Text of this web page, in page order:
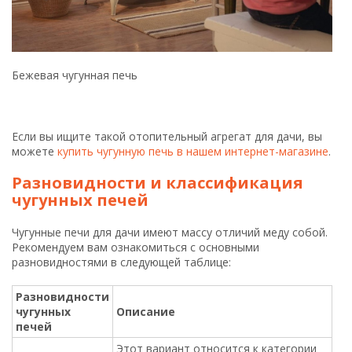
Разновидности
чугунных
печей
Описание
Буржуйки
Этот вариант относится к категории
Кроме того, их основным
преимуществам относятся небольшие
размеры, поэтому они подходят для
установки в помещениях с небольшой
площадью. Кроме того, буржуйки
славятся тем, что они быстро
отапливать как одно, так и несколько
смежных помещений.
Этот вариант чугунных дачных печей
является самым современным и
печи-камины имеют высокую
мощность большой набор функций,
стильный и современный дизайн. Печи-